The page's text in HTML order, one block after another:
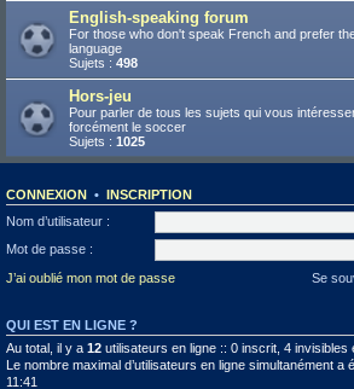
English-speaking forum
For those who don't speak French and prefer
language
Sujets : 498
Hors-jeu
Pour parler de tous les sujets qui vous
forcément le soccer
Sujets : 1025
CONNEXION • INSCRIPTION
Nom d’utilisateur :
Mot de passe :
J’ai oublié mon mot de passe
Se
QUI EST EN LIGNE ?
Au total, il y a 12 utilisateurs en ligne :: 0 inscrit, 4 invisibles
Le nombre maximal d’utilisateurs en ligne simultanément a
11:41